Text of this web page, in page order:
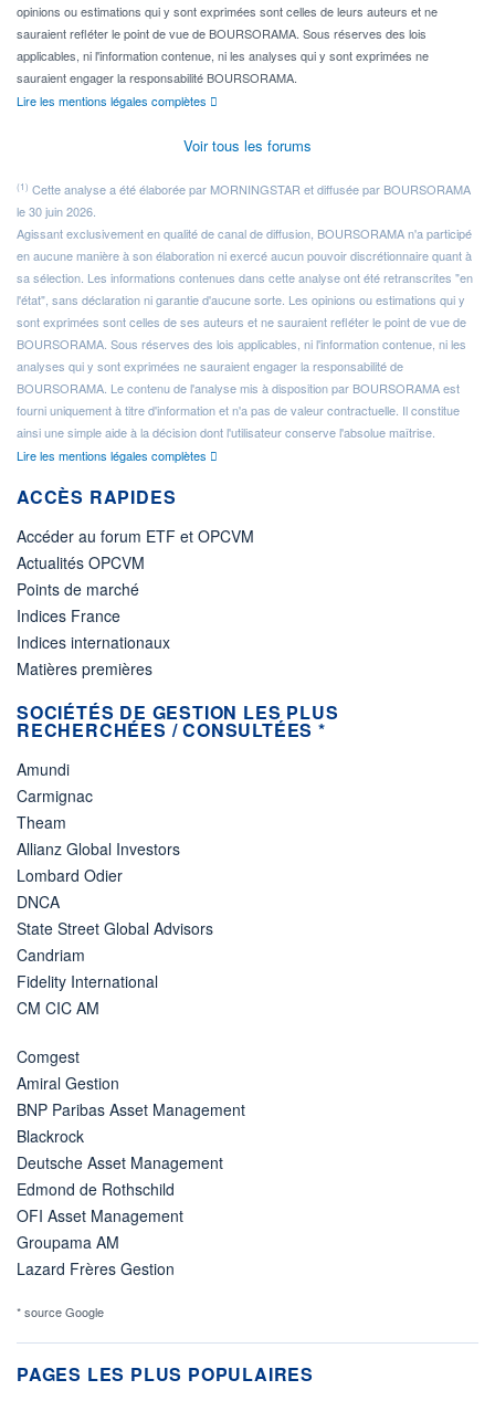
opinions ou estimations qui y sont exprimées sont celles de leurs auteurs et ne
sauraient refléter le point de vue de BOURSORAMA. Sous réserves des lois
applicables, ni l'information contenue, ni les analyses qui y sont exprimées ne
sauraient engager la responsabilité BOURSORAMA.
Lire les mentions légales complètes
Voir tous les forums
(1) Cette analyse a été élaborée par MORNINGSTAR et diffusée par BOURSORAMA
le 30 juin 2026.
Agissant exclusivement en qualité de canal de diffusion, BOURSORAMA n'a participé
en aucune manière à son élaboration ni exercé aucun pouvoir discrétionnaire quant à
sa sélection. Les informations contenues dans cette analyse ont été retranscrites "en
l'état", sans déclaration ni garantie d'aucune sorte. Les opinions ou estimations qui y
sont exprimées sont celles de ses auteurs et ne sauraient refléter le point de vue de
BOURSORAMA. Sous réserves des lois applicables, ni l'information contenue, ni les
analyses qui y sont exprimées ne sauraient engager la responsabilité de
BOURSORAMA. Le contenu de l'analyse mis à disposition par BOURSORAMA est
fourni uniquement à titre d'information et n'a pas de valeur contractuelle. Il constitue
ainsi une simple aide à la décision dont l'utilisateur conserve l'absolue maîtrise.
Lire les mentions légales complètes
ACCÈS RAPIDES
Accéder au forum ETF et OPCVM
Actualités OPCVM
Points de marché
Indices France
Indices internationaux
Matières premières
SOCIÉTÉS DE GESTION LES PLUS
RECHERCHÉES / CONSULTÉES *
Amundi
Carmignac
Theam
Allianz Global Investors
Lombard Odier
DNCA
State Street Global Advisors
Candriam
Fidelity International
CM CIC AM
Comgest
Amiral Gestion
BNP Paribas Asset Management
Blackrock
Deutsche Asset Management
Edmond de Rothschild
OFI Asset Management
Groupama AM
Lazard Frères Gestion
* source Google
PAGES LES PLUS POPULAIRES